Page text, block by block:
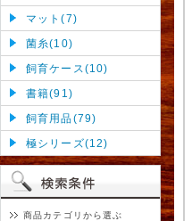
マット(7)
菌糸(10)
飼育ケース(10)
書籍(91)
飼育用品(79)
極シリーズ(12)
商品カテゴリから選ぶ